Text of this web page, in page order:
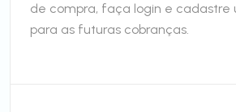
de compra, faça login e cadastre
para as futuras cobranças.